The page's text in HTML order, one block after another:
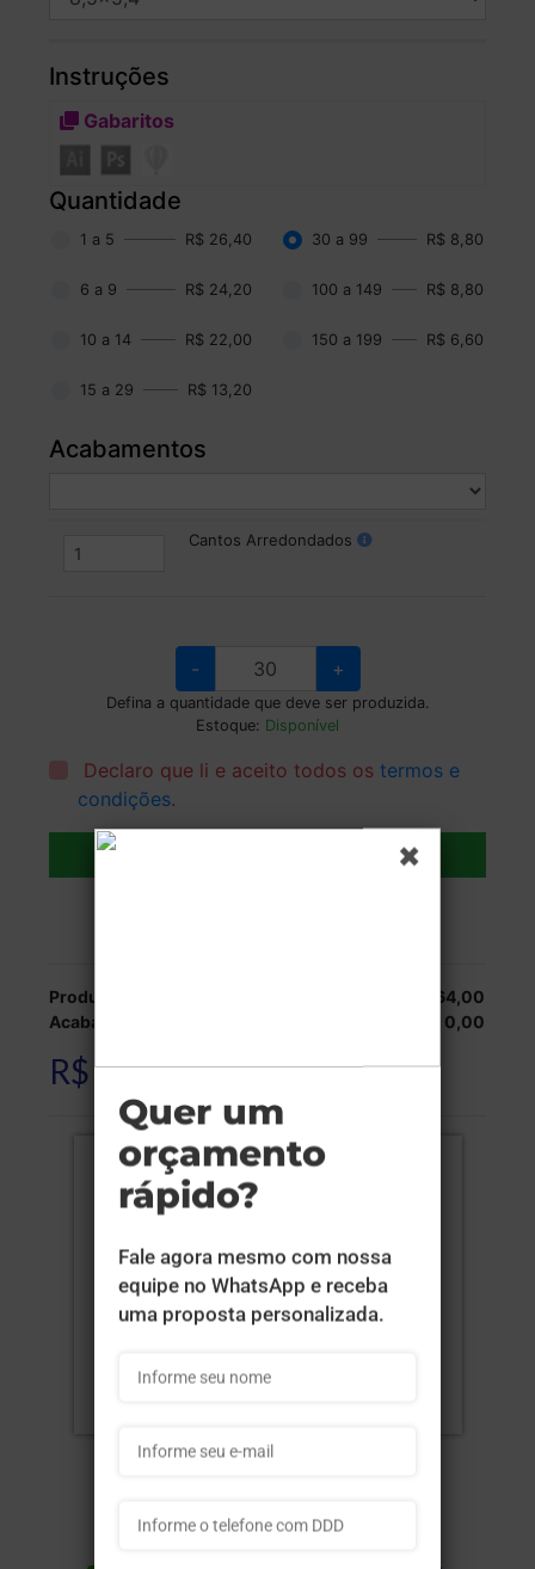
Instruções
Gabaritos
Quantidade
1 a 5 R$ 26,40 30 a 99 R$ 8,80
6 a 9 R$ 24,20 100 a 149 R$ 8,80
10 a 14 R$ 22,00 150 a 199 R$ 6,60
15 a 29 R$ 13,20
Acabamentos
Cantos Arredondados
- +
Defina a quantidade que deve ser produzida.
Estoque: Disponível
Declaro que li e aceito todos ostermos e
condições.
Produção:
R$ 264,00
Acabamentos:
R$ 0,00
R$ 264,00